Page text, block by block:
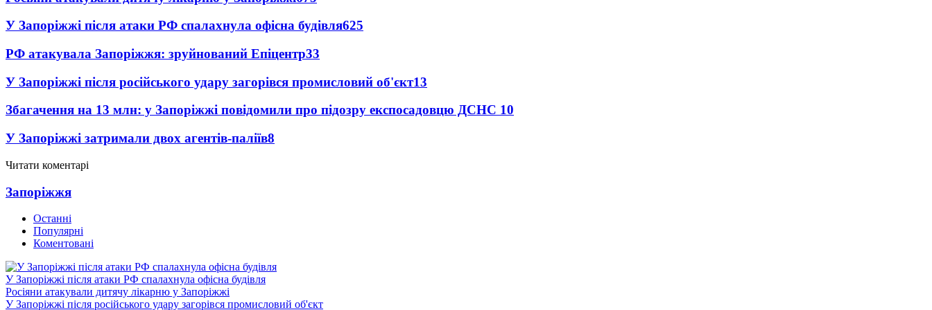
У Запоріжжі після атаки РФ спалахнула офісна будівля625
РФ атакувала Запоріжжя: зруйнований Епіцентр33
У Запоріжжі після російського удару загорівся промисловий об'єкт13
Збагачення на 13 млн: у Запоріжжі повідомили про підозру експосадовцю ДСНС 10
У Запоріжжі затримали двох агентів-паліїв8
Читати коментарі
Запоріжжя
Останні
Популярні
Коментовані
У Запоріжжі після атаки РФ спалахнула офісна будівля
Росіяни атакували дитячу лікарню у Запоріжжі
У Запоріжжі після російського удару загорівся промисловий об'єкт